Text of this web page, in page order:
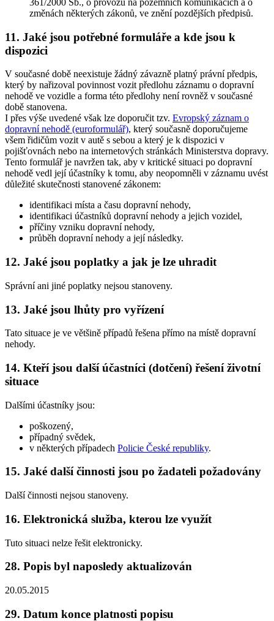
361/2000 Sb., o provozu na pozemních komunikacích a o
změnách některých zákonů, ve znění pozdějších předpisů.
11. Jaké jsou potřebné formuláře a kde jsou k
dispozici
V současné době neexistuje žádný závazně platný právní předpis,
který by nařizoval povinnost vozit předlohu záznamu o dopravní
nehodě ve vozidle a forma této předlohy není rovněž v současné
době stanovena.
I přes výše uvedené však lze doporučit tzv. Evropský záznam o
dopravní nehodě (euroformulář), který současně doporučujeme
všem řidičům vozit v autě s sebou a který je k dispozici v
pojišťovnách nebo na internetových stránkách Ministerstva dopravy.
Tento formulář je navržen tak, aby v kritické situaci po dopravní
nehodě vedl její účastníky k tomu, aby neopomněli v záznamu uvést
důležité skutečnosti stanovené zákonem:
identifikaci místa a času dopravní nehody,
identifikaci účastníků dopravní nehody a jejich vozidel,
příčiny vzniku dopravní nehody,
průběh dopravní nehody a její následky.
12. Jaké jsou poplatky a jak je lze uhradit
Správní ani jiné poplatky nejsou stanoveny.
13. Jaké jsou lhůty pro vyřízení
Tato situace je ve většině případů řešena přímo na místě dopravní
nehody.
14. Kteří jsou další účastníci (dotčení) řešení životní
situace
Dalšími účastníky jsou:
poškozený,
případný svědek,
v některých případech Policie České republiky.
15. Jaké další činnosti jsou po žadateli požadovány
Další činnosti nejsou stanoveny.
16. Elektronická služba, kterou lze využít
Tuto situaci nelze řešit elektronicky.
28. Popis byl naposledy aktualizován
20.05.2015
29. Datum konce platnosti popisu